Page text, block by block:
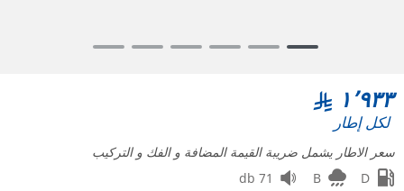
6
١٬٩٣٣
لكل إطار
سعر الاطار يشمل ضريبة القيمة المضافة و الفك و التركيب
D
B
71 db